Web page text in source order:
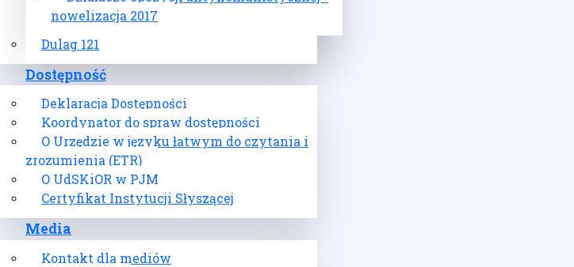
nowelizacja 2017
Dulag 121
Dostępność
Deklaracja Dostępności
Koordynator do spraw dostępności
O Urzędzie w języku łatwym do czytania i
zrozumienia (ETR)
O UdSKiOR w PJM
Certyfikat Instytucji Słyszącej
Media
Kontakt dla mediów